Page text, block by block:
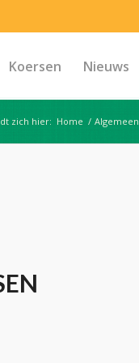
Koersen Nieuws
zich hier: Home / Algemeen